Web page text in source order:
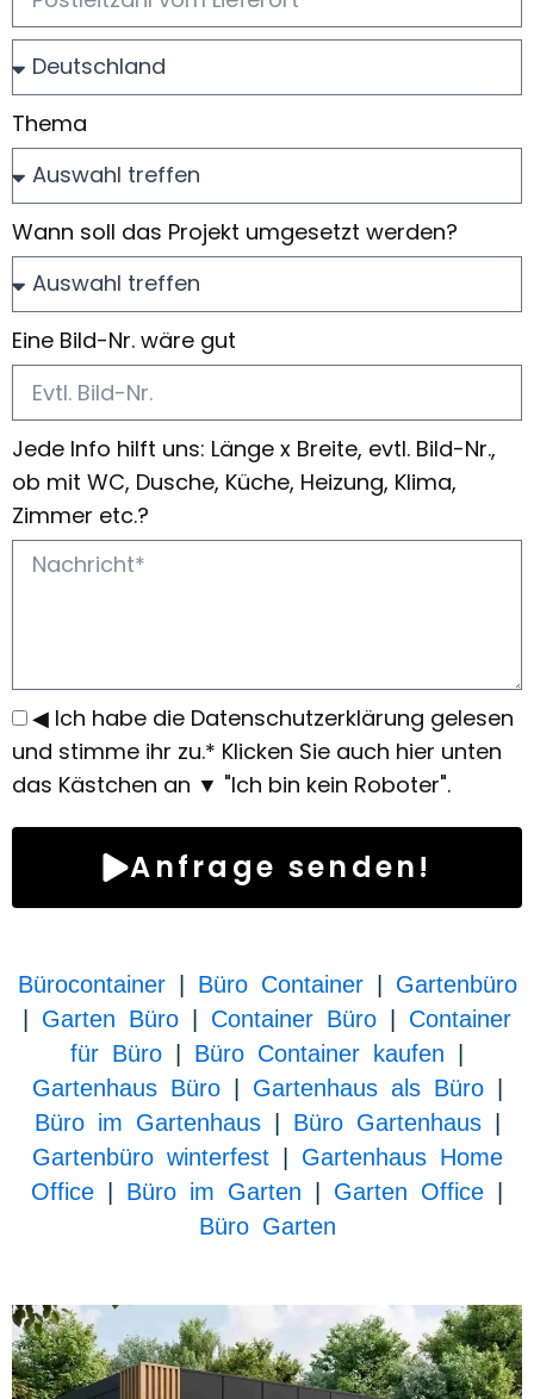
Thema
Wann soll das Projekt umgesetzt werden?
Eine Bild-Nr. wäre gut
Jede Info hilft uns: Länge x Breite, evtl. Bild-Nr.,
ob mit WC, Dusche, Küche, Heizung, Klima,
Zimmer etc.?
◀ Ich habe die Datenschutzerklärung gelesen
und stimme ihr zu.* Klicken Sie auch hier unten
das Kästchen an ▼ "Ich bin kein Roboter".
Anfrage senden!
Bürocontainer| Büro Container| Gartenbüro
Garten Büro Container Büro
Container
für Büro
Büro Container kaufen
Gartenhaus Büro| Gartenhaus als Büro|
Büro im Gartenhaus| Büro Gartenhaus|
Gartenbüro winterfest| Gartenhaus Home
Office
Büro im Garten Garten Office
Büro Garten